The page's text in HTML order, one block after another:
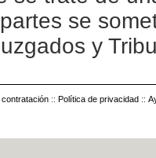
se
y
:: Política de privacidad ::